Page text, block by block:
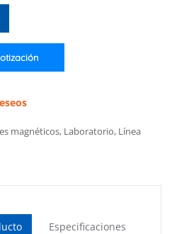
magnéticos, Laboratorio, Línea
Especificaciones